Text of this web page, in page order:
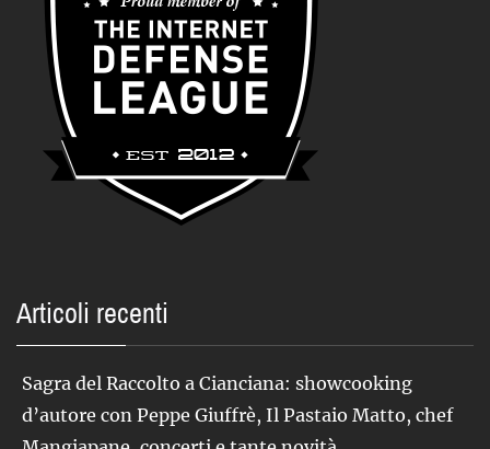
Articoli recenti
Sagra del Raccolto a Cianciana: showcooking
d’autore con Peppe Giuffrè, Il Pastaio Matto, chef